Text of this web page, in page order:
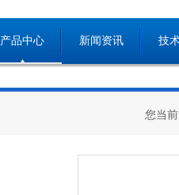
产品中心 新闻资讯 技
您当